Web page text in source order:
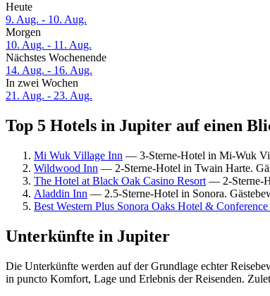
Heute
9. Aug. - 10. Aug.
Morgen
10. Aug. - 11. Aug.
Nächstes Wochenende
14. Aug. - 16. Aug.
In zwei Wochen
21. Aug. - 23. Aug.
Top 5 Hotels in Jupiter auf einen
Mi Wuk Village Inn — 3-Sterne-Hotel in Mi-Wuk
Wildwood Inn — 2-Sterne-Hotel in Twain Harte.
The Hotel at Black Oak Casino Resort — 2-Sterne-
Aladdin Inn — 2.5-Sterne-Hotel in Sonora.
Best Western Plus Sonora Oaks Hotel &
Unterkünfte in Jupiter
Die Unterkünfte werden auf der Grundlage echter
in puncto Komfort, Lage und Erlebnis der Reisenden.